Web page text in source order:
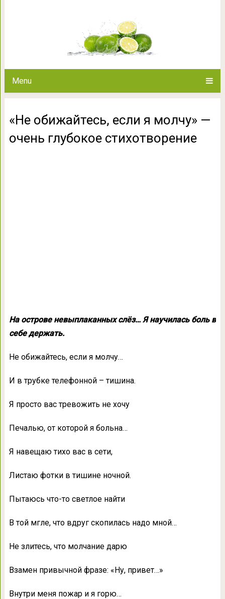
Menu
«Не обижайтесь, если я молчу» —
очень глубокое стихотворение
На острове невыплаканных слёз… Я научилась боль в
себе держать.
Не обижайтесь, если я молчу…
И в трубке телефонной – тишина.
Я просто вас тревожить не хочу
Печалью, от которой я больна…
Я навещаю тихо вас в сети,
Листаю фотки в тишине ночной.
Пытаюсь что-то светлое найти
В той мгле, что вдруг скопилась надо мной…
Не злитесь, что молчание дарю
Взамен привычной фразе: «Ну, привет…»
Внутри меня пожар и я горю…